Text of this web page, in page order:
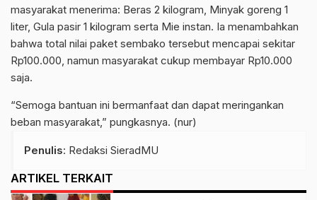
masyarakat menerima: Beras 2 kilogram, Minyak goreng 1
liter, Gula pasir 1 kilogram serta Mie instan. Ia menambahkan
bahwa total nilai paket sembako tersebut mencapai sekitar
Rp100.000, namun masyarakat cukup membayar Rp10.000
saja.
“Semoga bantuan ini bermanfaat dan dapat meringankan
beban masyarakat,” pungkasnya. (nur)
Penulis: Redaksi SieradMU
ARTIKEL TERKAIT